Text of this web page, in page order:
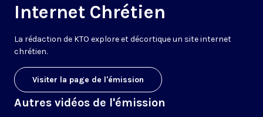
Internet Chrétien
La rédaction de KTO explore et décortique un site internet
chrétien.
Visiter la page de l'émission
Autres vidéos de l'émission